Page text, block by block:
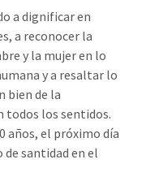
a dignificar en
a reconocer la
y la mujer en lo
y a resaltar lo
bien de la
todos los sentidos.
años, el próximo día
santidad en el